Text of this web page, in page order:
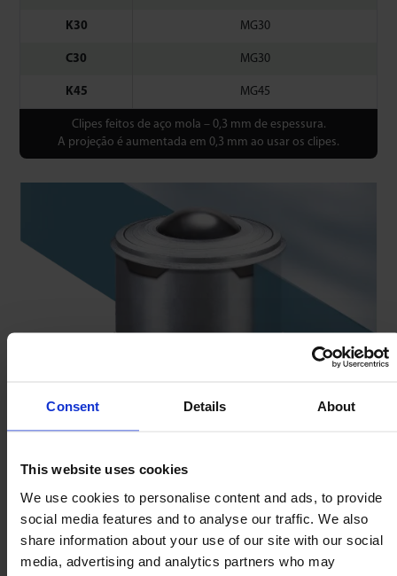
Consent Details About
This website uses cookies
We use cookies to personalise content and ads, to provide
social media features and to analyse our traffic. We also
share information about your use of our site with our social
media, advertising and analytics partners who may
K30 MG30
C30 MG30
K45 MG45
Clipes feitos de aço mola – 0,3 mm de espessura.
A projeção é aumentada em 0,3 mm ao usar os clipes.
Molas periféricas expandem e retêm a esfera